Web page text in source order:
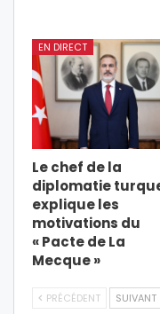
EN DIRECT
Le chef de la
diplomatie
explique les
motivations du
« Pacte de La
Mecque »
PRÉCÉDENT SUIVANT